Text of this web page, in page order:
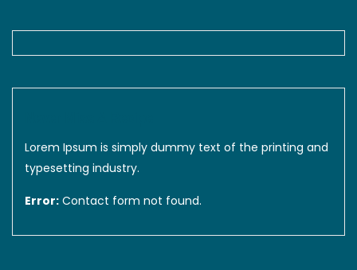
Lorem Ipsum is simply dummy text of the printing and
typesetting industry.
Error: Contact form not found.